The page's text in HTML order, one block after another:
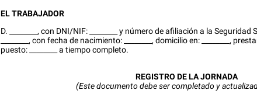
EL TRABAJADOR
D.
, con DNI/NIF: y número de afiliación a la Seguridad
, con fecha de nacimiento: , domicilio en:
,
puesto:
a tiempo completo.
REGISTRO DE LA JORNADA
(Este documento debe ser completado y